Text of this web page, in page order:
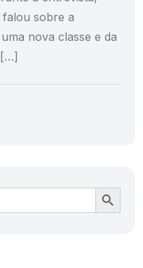
sobre a
nova classe e da
Ir